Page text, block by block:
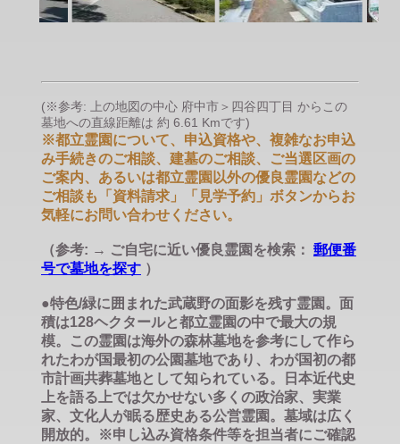
(※参考: 上の地図の中心 府中市＞四谷四丁目 からこの
墓地への直線距離は 約 6.61 Kmです)
※都立霊園について、申込資格や、複雑なお申込
み手続きのご相談、建墓のご相談、ご当選区画の
ご案内、あるいは都立霊園以外の優良霊園などの
ご相談も「資料請求」「見学予約」ボタンからお
気軽にお問い合わせください。
（参考: → ご自宅に近い優良霊園を検索： 郵便番
号で墓地を探す ）
●特色/緑に囲まれた武蔵野の面影を残す霊園。面
積は128ヘクタールと都立霊園の中で最大の規
模。この霊園は海外の森林墓地を参考にして作ら
れたわが国最初の公園墓地であり、わが国初の都
市計画共葬墓地として知られている。日本近代史
上を語る上では欠かせない多くの政治家、実業
家、文化人が眠る歴史ある公営霊園。墓域は広く
開放的。※申し込み資格条件等を担当者にご確認